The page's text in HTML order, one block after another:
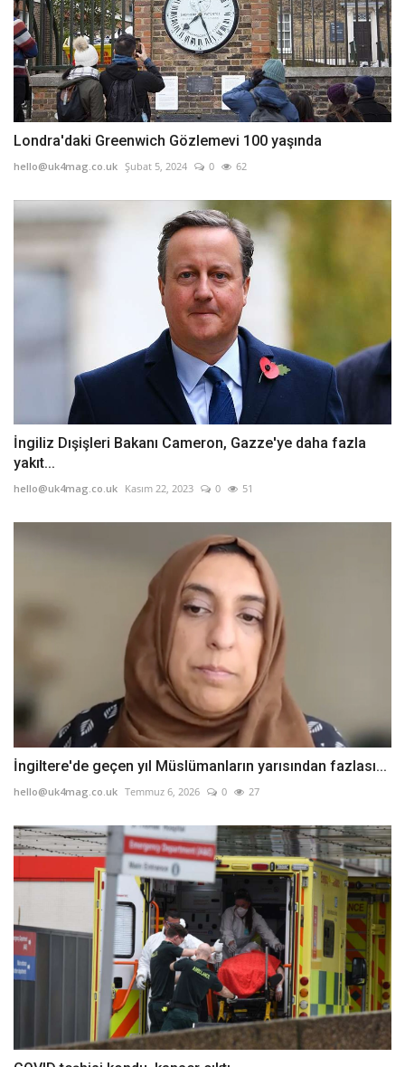
Londra'daki Greenwich Gözlemevi 100 yaşında
hello@uk4mag.co.uk Şubat 5, 2024 0 62
İngiliz Dışişleri Bakanı Cameron, Gazze'ye daha fazla
yakıt...
hello@uk4mag.co.uk Kasım 22, 2023 0 51
İngiltere'de geçen yıl Müslümanların yarısından fazlası...
hello@uk4mag.co.uk Temmuz 6, 2026 0 27